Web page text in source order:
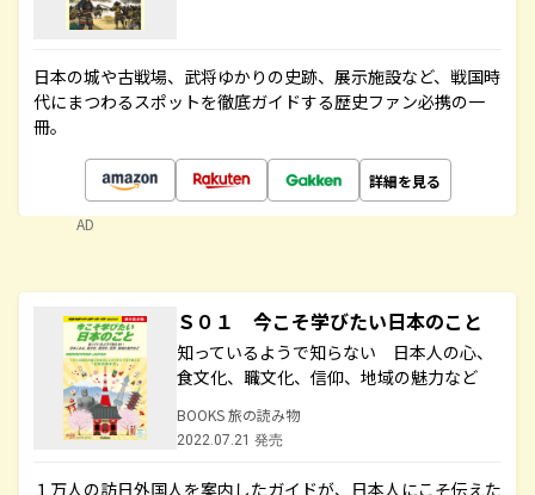
日本の城や古戦場、武将ゆかりの史跡、展示施設など、戦国時
代にまつわるスポットを徹底ガイドする歴史ファン必携の一
冊。
詳細を見る
AD
Ｓ０１ 今こそ学びたい日本のこと
知っているようで知らない 日本人の心、
食文化、職文化、信仰、地域の魅力など
BOOKS 旅の読み物
2022.07.21 発売
１万人の訪日外国人を案内したガイドが、日本人にこそ伝えた